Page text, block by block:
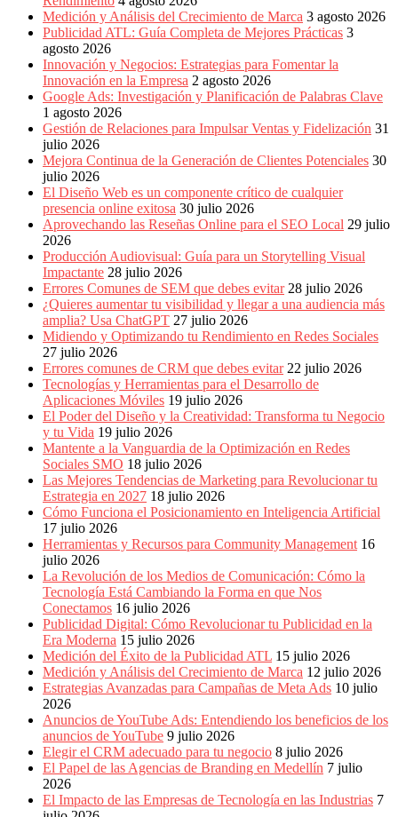
Campañas
Publicitarias,
Agencias,
Empresas,
Negocios,
Tendencias,
Trendings,
Dinero,
Economía,
Diseño
Web,
Móviles,
Estrategias
Digitales,
Estrategias
Publicitarias,
Alianzas,
Clientes,
Innovación,
Tecnología,
Noticias,
Artículos,
Gente,
Contenidos
Calidad,
Eventos
Marketing,
Mercadotecnia,
Eventos
Publicitarios,
Colecciónes,
Marcas,
Insigns,
Radio,
Creatividad,
SEM,
Press,
RRPP,
Spots,
Comerciales,
Periodismo,
Revistas,
Magazines
BTL,
Medición y Análisis del Crecimiento de Marca 3 agosto 2026
Publicidad ATL: Guía Completa de Mejores Prácticas 3
agosto 2026
Innovación y Negocios: Estrategias para Fomentar la
Innovación en la Empresa 2 agosto 2026
Google Ads: Investigación y Planificación de Palabras Clave
1 agosto 2026
Gestión de Relaciones para Impulsar Ventas y Fidelización 31
julio 2026
Mejora Continua de la Generación de Clientes Potenciales 30
julio 2026
El Diseño Web es un componente crítico de cualquier
presencia online exitosa 30 julio 2026
Aprovechando las Reseñas Online para el SEO Local 29 julio
2026
Producción Audiovisual: Guía para un Storytelling Visual
Impactante 28 julio 2026
Errores Comunes de SEM que debes evitar 28 julio 2026
¿Quieres aumentar tu visibilidad y llegar a una audiencia más
amplia? Usa ChatGPT 27 julio 2026
Midiendo y Optimizando tu Rendimiento en Redes Sociales
27 julio 2026
Errores comunes de CRM que debes evitar 22 julio 2026
Tecnologías y Herramientas para el Desarrollo de
Aplicaciones Móviles 19 julio 2026
El Poder del Diseño y la Creatividad: Transforma tu Negocio
y tu Vida 19 julio 2026
Mantente a la Vanguardia de la Optimización en Redes
Sociales SMO 18 julio 2026
Las Mejores Tendencias de Marketing para Revolucionar tu
Estrategia en 2027 18 julio 2026
Cómo Funciona el Posicionamiento en Inteligencia Artificial
17 julio 2026
Herramientas y Recursos para Community Management 16
julio 2026
La Revolución de los Medios de Comunicación: Cómo la
Tecnología Está Cambiando la Forma en que Nos
Conectamos 16 julio 2026
Publicidad Digital: Cómo Revolucionar tu Publicidad en la
Era Moderna 15 julio 2026
Medición del Éxito de la Publicidad ATL 15 julio 2026
Medición y Análisis del Crecimiento de Marca 12 julio 2026
Estrategias Avanzadas para Campañas de Meta Ads 10 julio
2026
Anuncios de YouTube Ads: Entendiendo los beneficios de los
anuncios de YouTube 9 julio 2026
Elegir el CRM adecuado para tu negocio 8 julio 2026
El Papel de las Agencias de Branding en Medellín 7 julio
2026
El Impacto de las Empresas de Tecnología en las Industrias 7